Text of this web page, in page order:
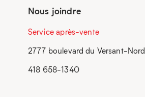
Nous joindre
Service après-vente
2777 boulevard du Versant-Nord
418 658-1340